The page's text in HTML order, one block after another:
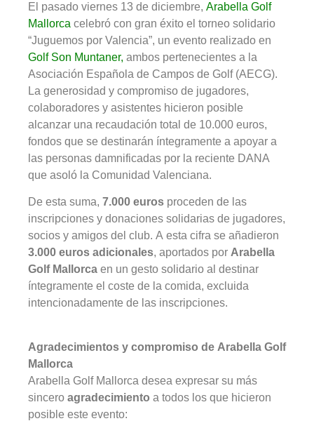
El pasado viernes 13 de diciembre, Arabella Golf
Mallorca celebró con gran éxito el torneo solidario
“Juguemos por Valencia”, un evento realizado en
Golf Son Muntaner, ambos pertenecientes a la
Asociación Española de Campos de Golf (AECG).
La generosidad y compromiso de jugadores,
colaboradores y asistentes hicieron posible
alcanzar una recaudación total de 10.000 euros,
fondos que se destinarán íntegramente a apoyar a
las personas damnificadas por la reciente DANA
que asoló la Comunidad Valenciana.
De esta suma, 7.000 euros proceden de las
inscripciones y donaciones solidarias de jugadores,
socios y amigos del club. A esta cifra se añadieron
3.000 euros adicionales, aportados por Arabella
Golf Mallorca en un gesto solidario al destinar
íntegramente el coste de la comida, excluida
intencionadamente de las inscripciones.
Agradecimientos y compromiso de Arabella Golf
Mallorca
Arabella Golf Mallorca desea expresar su más
sincero agradecimiento a todos los que hicieron
posible este evento: